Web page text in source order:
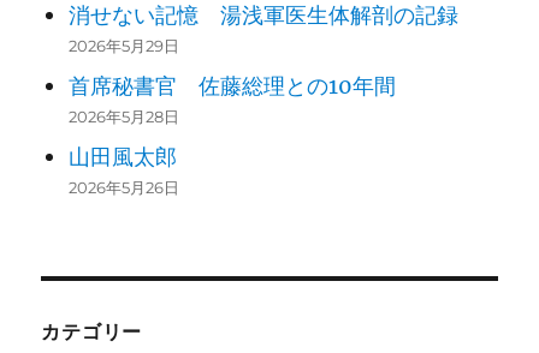
消せない記憶 湯浅軍医生体解剖の記録
2026年5月29日
首席秘書官 佐藤総理との10年間
2026年5月28日
山田風太郎
2026年5月26日
カテゴリー